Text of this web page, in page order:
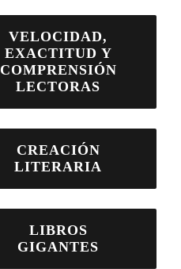
VELOCIDAD,
EXACTITUD Y
COMPRENSIÓN
LECTORAS
CREACIÓN
LITERARIA
LIBROS
GIGANTES